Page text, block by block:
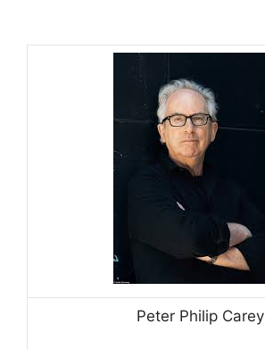
Peter Philip Carey